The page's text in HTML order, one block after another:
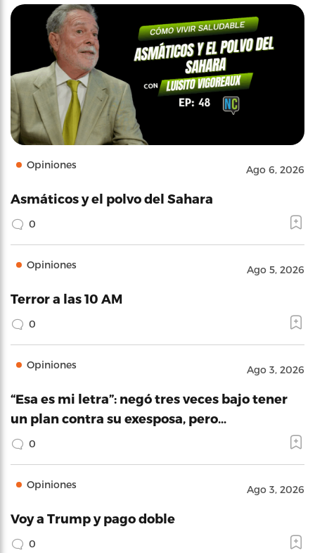
Opiniones Ago 6, 2026
Asmáticos y el polvo del Sahara
0
Opiniones Ago 5, 2026
Terror a las 10 AM
0
Opiniones Ago 3, 2026
“Esa es mi letra”: negó tres veces bajo tener
un plan contra su exesposa, pero…
0
Opiniones Ago 3, 2026
Voy a Trump y pago doble
0